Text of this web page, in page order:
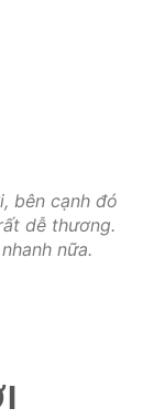
bên cạnh đó
dễ thương.
nữa.